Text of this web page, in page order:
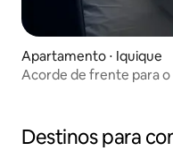
Apartamento ⋅ Iquique
Acorde de frente para o
Destinos para